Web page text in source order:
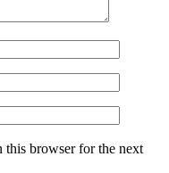
this browser for the next